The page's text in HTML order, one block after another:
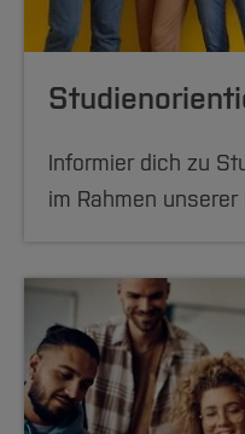
Informier dich zu
im Rahmen